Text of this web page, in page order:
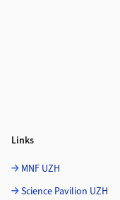
Links
MNF UZH
Science Pavilion UZH